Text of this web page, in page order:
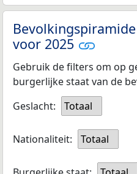
voor 2025
Gebruik de filters om op
burgerlijke staat van de
Geslacht:
Totaal
Nationaliteit: Totaal